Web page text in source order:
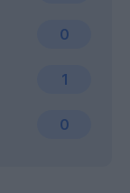
1
0
0